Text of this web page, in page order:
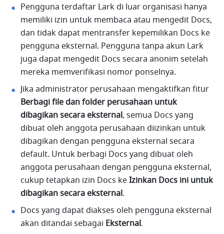
Pengguna terdaftar Lark di luar organisasi hanya
memiliki izin untuk membaca atau mengedit Docs,
dan tidak dapat mentransfer kepemilikan Docs ke
pengguna eksternal. Pengguna tanpa akun Lark
juga dapat mengedit Docs secara anonim setelah
mereka memverifikasi nomor ponselnya.
Berbagi file dan folder perusahaan untuk
dibagikan secara eksternal, semua Docs yang
dibuat oleh anggota perusahaan diizinkan untuk
dibagikan dengan pengguna eksternal secara
default. Untuk berbagi Docs yang dibuat oleh
anggota perusahaan dengan pengguna eksternal,
cukup tetapkan izin Docs ke Izinkan Docs ini untuk
dibagikan secara eksternal.
Docs yang dapat diakses oleh pengguna eksternal
akan ditandai sebagai Eksternal.